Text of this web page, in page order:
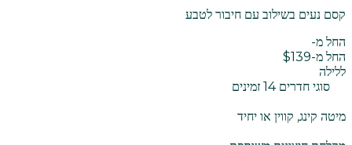
קסם נעים בשילוב עם חיבור לטבע
החל מ-
החל מ-$139
ללילה
סוגי חדרים 14 זמינים
מיטה קינג, קווין או יחיד